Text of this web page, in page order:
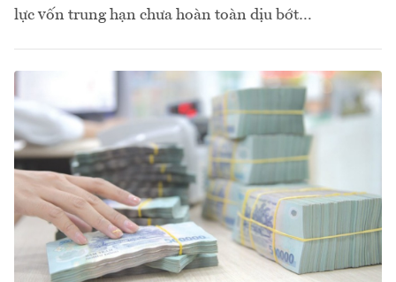
lực vốn trung hạn chưa hoàn toàn dịu bớt…